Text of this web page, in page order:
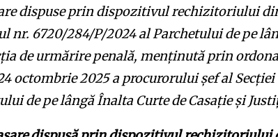
dispuse prin dispozitivul rechizitoriului
nr. 6720/284/P/2024 al Parchetului de pe
de urmărire penală, menținută prin
octombrie 2025 a procurorului şef al
de pe lângă Înalta Curte de Casaţie şi